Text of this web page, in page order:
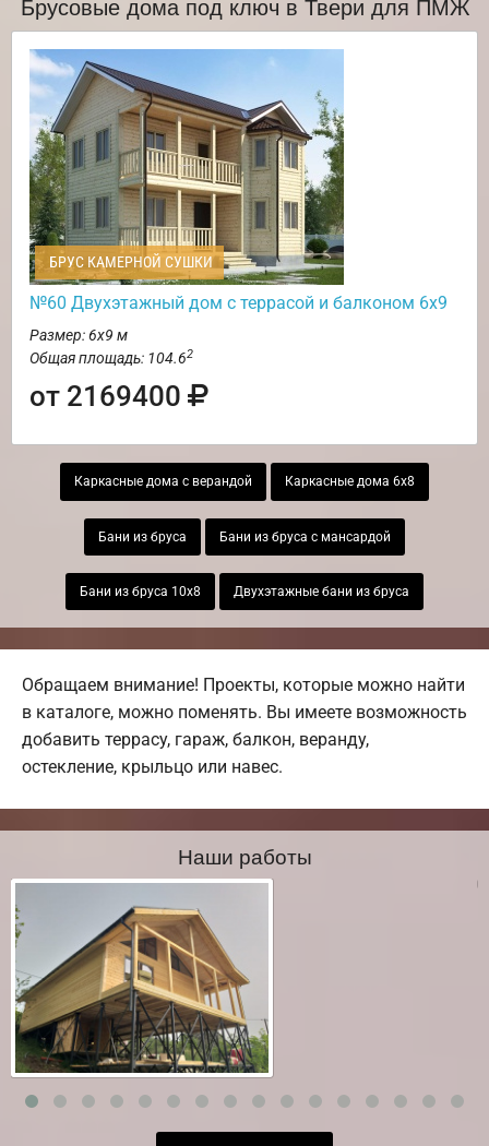
БРУС КАМЕРНОЙ СУШКИ
№60 Двухэтажный дом с террасой и балконом 6х9
Размер: 6х9 м
Общая площадь: 104.62
от 2169400
Каркасные дома с верандой Каркасные дома 6х8
Бани из бруса Бани из бруса с мансардой
Бани из бруса 10х8 Двухэтажные бани из бруса
Обращаем внимание! Проекты, которые можно найти
в каталоге, можно поменять. Вы имеете возможность
добавить террасу, гараж, балкон, веранду,
остекление, крыльцо или навес.
Наши работы